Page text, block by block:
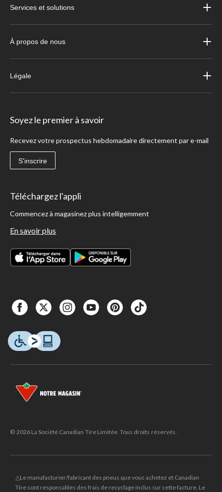
Services et solutions
À propos de nous
Légale
Soyez le premier à savoir
Recevez votre prospectus hebdomadaire directement par e-mail
S'inscrire
Téléchargez l'appli
Commencez à magasinez plus intelligemment
En savoir plus
© 2026 La Société Canadian Tire Limitée. Tous droits réservés.
△Le manufacturier/fabricant des pneus que vous achetez et Canadian
Tire sont responsables des frais de recyclage inclus sur cette facture. Le